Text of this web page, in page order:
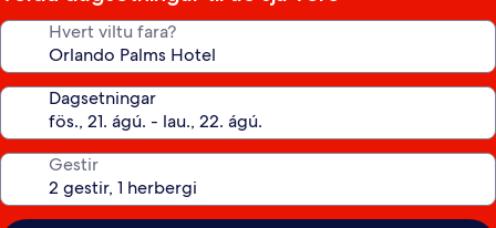
Hvert viltu fara?
Dagsetningar
Gestir